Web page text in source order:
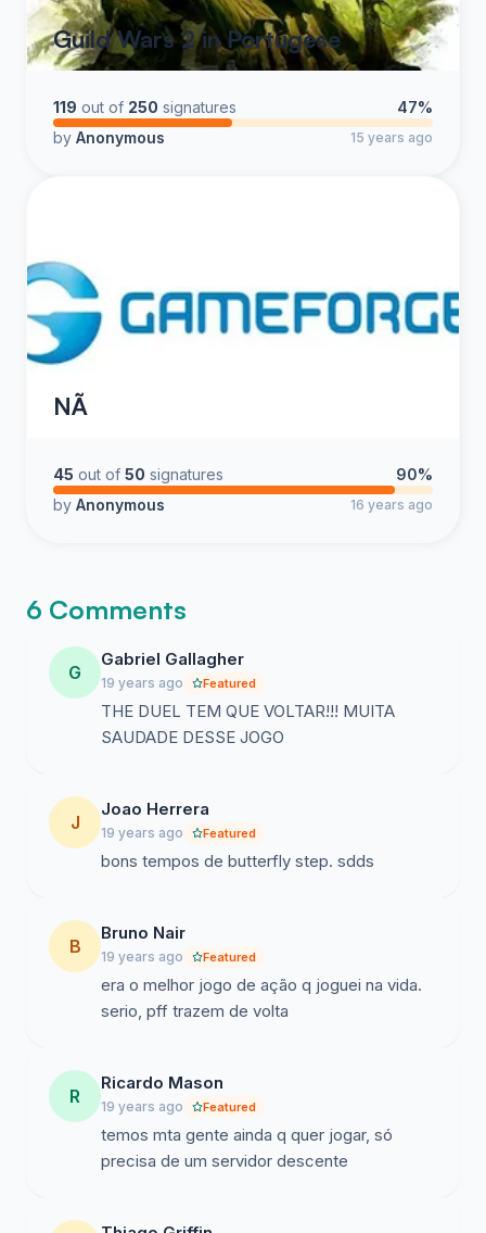
Guild Wars 2 in Portugese
119 out of 250 signatures
47%
by Anonymous 15 years ago
NÃ
45 out of 50 signatures
90%
by Anonymous 16 years ago
6 Comments
G
Gabriel Gallagher
19 years ago Featured
THE DUEL TEM QUE VOLTAR!!! MUITA
SAUDADE DESSE JOGO
J
Joao Herrera
19 years ago Featured
bons tempos de butterfly step. sdds
B
Bruno Nair
19 years ago Featured
era o melhor jogo de ação q joguei na vida.
serio, pff trazem de volta
R
Ricardo Mason
19 years ago Featured
temos mta gente ainda q quer jogar, só
precisa de um servidor descente